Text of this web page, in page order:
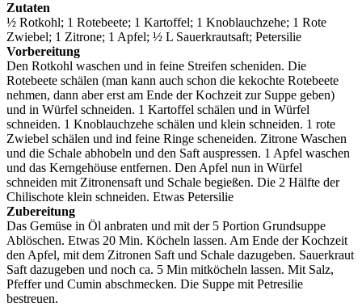
Zutaten
½ Rotkohl; 1 Rotebeete; 1 Kartoffel; 1 Knoblauchzehe; 1 Rote
Zwiebel; 1 Zitrone; 1 Apfel; ½ L Sauerkrautsaft; Petersilie
Vorbereitung
Den Rotkohl waschen und in feine Streifen scheniden. Die
Rotebeete schälen (man kann auch schon die kekochte Rotebeete
nehmen, dann aber erst am Ende der Kochzeit zur Suppe geben)
und in Würfel schneiden. 1 Kartoffel schälen und in Würfel
schneiden. 1 Knoblauchzehe schälen und klein schneiden. 1 rote
Zwiebel schälen und ind feine Ringe scheneiden. Zitrone Waschen
und die Schale abhobeln und den Saft auspressen. 1 Apfel waschen
und das Kerngehöuse entfernen. Den Apfel nun in Würfel
schneiden mit Zitronensaft und Schale begießen. Die 2 Hälfte der
Chilischote klein schneiden. Etwas Petersilie
Zubereitung
Das Gemüse in Öl anbraten und mit der 5 Portion Grundsuppe
Ablöschen. Etwas 20 Min. Köcheln lassen. Am Ende der Kochzeit
den Apfel, mit dem Zitronen Saft und Schale dazugeben. Sauerkraut
Saft dazugeben und noch ca. 5 Min mitköcheln lassen. Mit Salz,
Pfeffer und Cumin abschmecken. Die Suppe mit Petresilie
bestreuen.